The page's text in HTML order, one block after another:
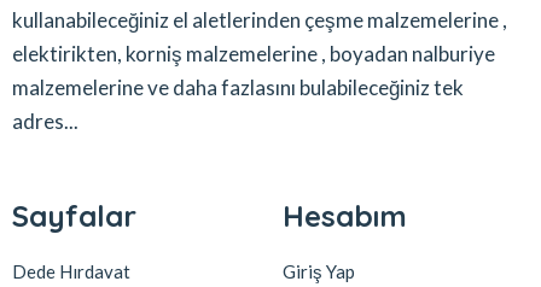
kullanabileceğiniz el aletlerinden çeşme malzemelerine ,
elektirikten, korniş malzemelerine , boyadan nalburiye
malzemelerine ve daha fazlasını bulabileceğiniz tek
adres...
Sayfalar
Dede Hırdavat
Hesabım
Giriş Yap